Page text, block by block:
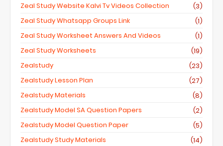
Zeal Study Website Kalvi Tv Videos Collection
(3)
Zeal Study Whatsapp Groups Link
(1)
Zeal Study Worksheet Answers And Videos
(1)
Zeal Study Worksheets
(19)
Zealstudy
(23)
Zealstudy Lesson Plan
(27)
Zealstudy Materials
(8)
Zealstudy Model SA Question Papers
(2)
Zealstudy Model Question Paper
(5)
Zealstudy Study Materials
(14)